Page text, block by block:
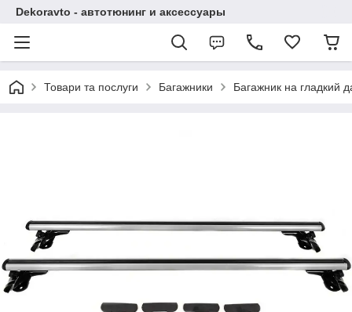
Dekoravto - автотюнинг и аксессуары
Товари та послуги Багажники Багажник на гладкий